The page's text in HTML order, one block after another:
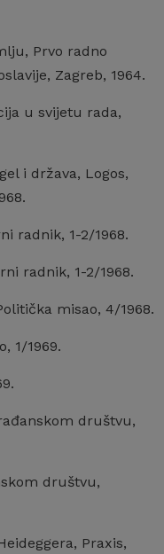
Prvo radno
Zagreb, 1964.
u svijetu rada,
i država, Logos,
radnik, 1-2/1968.
radnik, 1-2/1968.
misao, 4/1968.
1/1969.
društvu,
društvu,
Praxis,